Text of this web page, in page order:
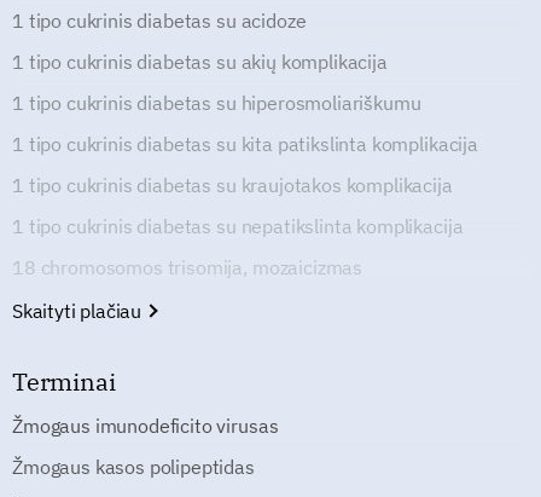
1 tipo cukrinis diabetas su acidoze
1 tipo cukrinis diabetas su akių komplikacija
1 tipo cukrinis diabetas su hiperosmoliariškumu
1 tipo cukrinis diabetas su kita patikslinta komplikacija
1 tipo cukrinis diabetas su kraujotakos komplikacija
1 tipo cukrinis diabetas su nepatikslinta komplikacija
18 chromosomos trisomija, mozaicizmas
Skaityti plačiau
Terminai
Žmogaus imunodeficito virusas
Žmogaus kasos polipeptidas